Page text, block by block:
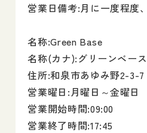
営業日備考:月に一度程度
名称:Green Base
名称(カナ):グリーンベース
住所:和泉市あゆみ野2-3-7
営業曜日:月曜日～金曜日
営業開始時間:09:00
営業終了時間:17:45